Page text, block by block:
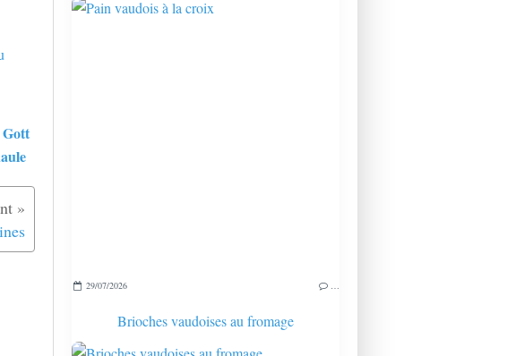
29/07/2026 …
Brioches vaudoises au fromage